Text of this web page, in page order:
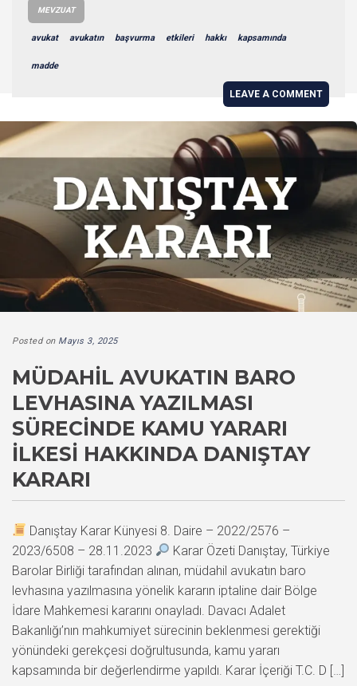
MEVZUAT
avukat avukatın başvurma etkileri hakkı kapsamında
madde
LEAVE A COMMENT
Posted on Mayıs 3, 2025
MÜDAHIL AVUKATIN BARO
LEVHASINA YAZILMASI
SÜRECINDE KAMU YARARI
İLKESI HAKKINDA DANIŞTAY
KARARI
Danıştay Karar Künyesi 8. Daire – 2022/2576 –
2023/6508 – 28.11.2023
Karar Özeti Danıştay, Türkiye
Barolar Birliği tarafından alınan, müdahil avukatın baro
levhasına yazılmasına yönelik kararın iptaline dair Bölge
İdare Mahkemesi kararını onayladı. Davacı Adalet
Bakanlığı’nın mahkumiyet sürecinin beklenmesi gerektiği
yönündeki gerekçesi doğrultusunda, kamu yararı
kapsamında bir değerlendirme yapıldı. Karar İçeriği T.C. D […]